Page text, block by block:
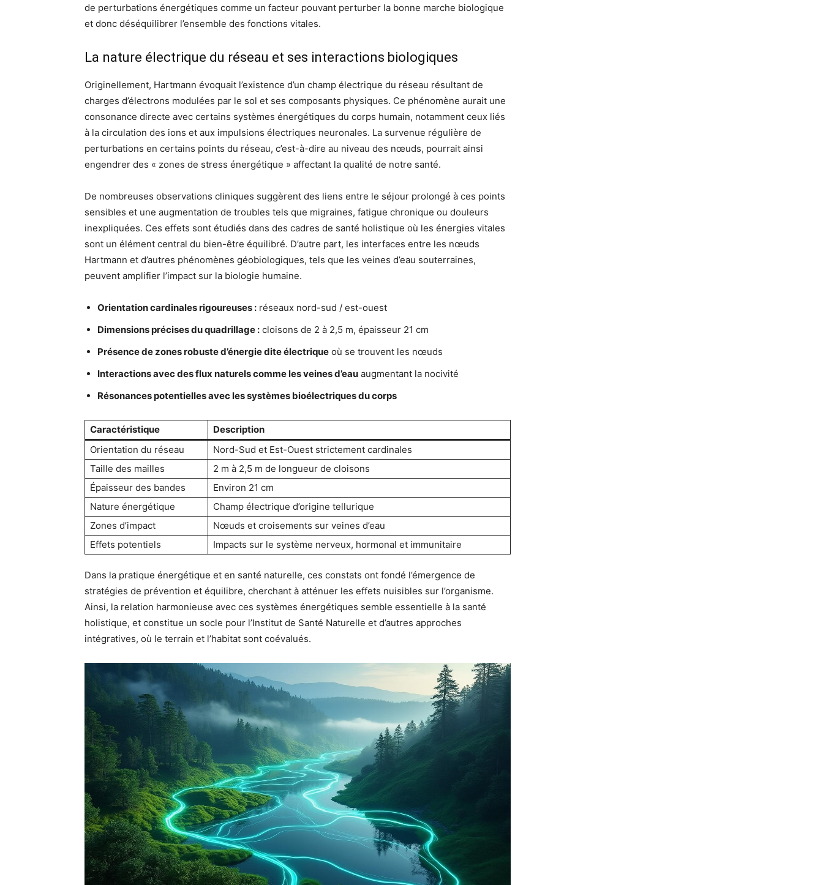
de perturbations énergétiques comme un facteur pouvant perturber la bonne marche biologique
et donc déséquilibrer l’ensemble des fonctions vitales.
La nature électrique du réseau et ses interactions biologiques
Originellement, Hartmann évoquait l’existence d’un champ électrique du réseau résultant de
charges d’électrons modulées par le sol et ses composants physiques. Ce phénomène aurait une
consonance directe avec certains systèmes énergétiques du corps humain, notamment ceux liés
à la circulation des ions et aux impulsions électriques neuronales. La survenue régulière de
perturbations en certains points du réseau, c’est-à-dire au niveau des nœuds, pourrait ainsi
engendrer des « zones de stress énergétique » affectant la qualité de notre santé.
De nombreuses observations cliniques suggèrent des liens entre le séjour prolongé à ces points
sensibles et une augmentation de troubles tels que migraines, fatigue chronique ou douleurs
inexpliquées. Ces effets sont étudiés dans des cadres de santé holistique où les énergies vitales
sont un élément central du bien-être équilibré. D’autre part, les interfaces entre les nœuds
Hartmann et d’autres phénomènes géobiologiques, tels que les veines d’eau souterraines,
peuvent amplifier l’impact sur la biologie humaine.
Orientation cardinales rigoureuses : réseaux nord-sud / est-ouest
Dimensions précises du quadrillage : cloisons de 2 à 2,5 m, épaisseur 21 cm
Présence de zones robuste d’énergie dite électrique où se trouvent les nœuds
Interactions avec des flux naturels comme les veines d’eau augmentant la nocivité
Résonances potentielles avec les systèmes bioélectriques du corps
Caractéristique
Description
Orientation du réseau
Nord-Sud et Est-Ouest strictement cardinales
Taille des mailles
2 m à 2,5 m de longueur de cloisons
Épaisseur des bandes
Environ 21 cm
Nature énergétique
Champ électrique d’origine tellurique
Zones d’impact
Nœuds et croisements sur veines d’eau
Effets potentiels
Impacts sur le système nerveux, hormonal et immunitaire
Dans la pratique énergétique et en santé naturelle, ces constats ont fondé l’émergence de
stratégies de prévention et équilibre, cherchant à atténuer les effets nuisibles sur l’organisme.
Ainsi, la relation harmonieuse avec ces systèmes énergétiques semble essentielle à la santé
holistique, et constitue un socle pour l’Institut de Santé Naturelle et d’autres approches
intégratives, où le terrain et l’habitat sont coévalués.